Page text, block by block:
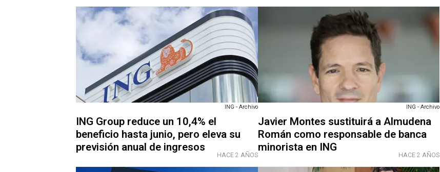
ING - Archivo
ING Group reduce un 10,4% el
beneficio hasta junio, pero eleva su
previsión anual de ingresos
HACE 2 AÑOS
ING - Archivo
Javier Montes sustituirá a Almudena
Román como responsable de banca
minorista en ING
HACE 2 AÑOS